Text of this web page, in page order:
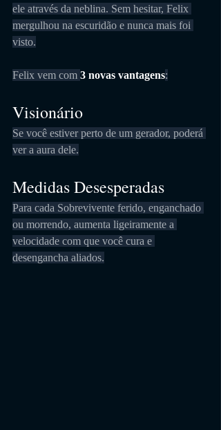
ele através da neblina. Sem hesitar, Felix
mergulhou na escuridão e nunca mais foi
visto.
Felix vem com 3 novas vantagens:
Visionário
Se você estiver perto de um gerador, poderá
ver a aura dele.
Medidas Desesperadas
Para cada Sobrevivente ferido, enganchado
ou morrendo, aumenta ligeiramente a
velocidade com que você cura e
desengancha aliados.